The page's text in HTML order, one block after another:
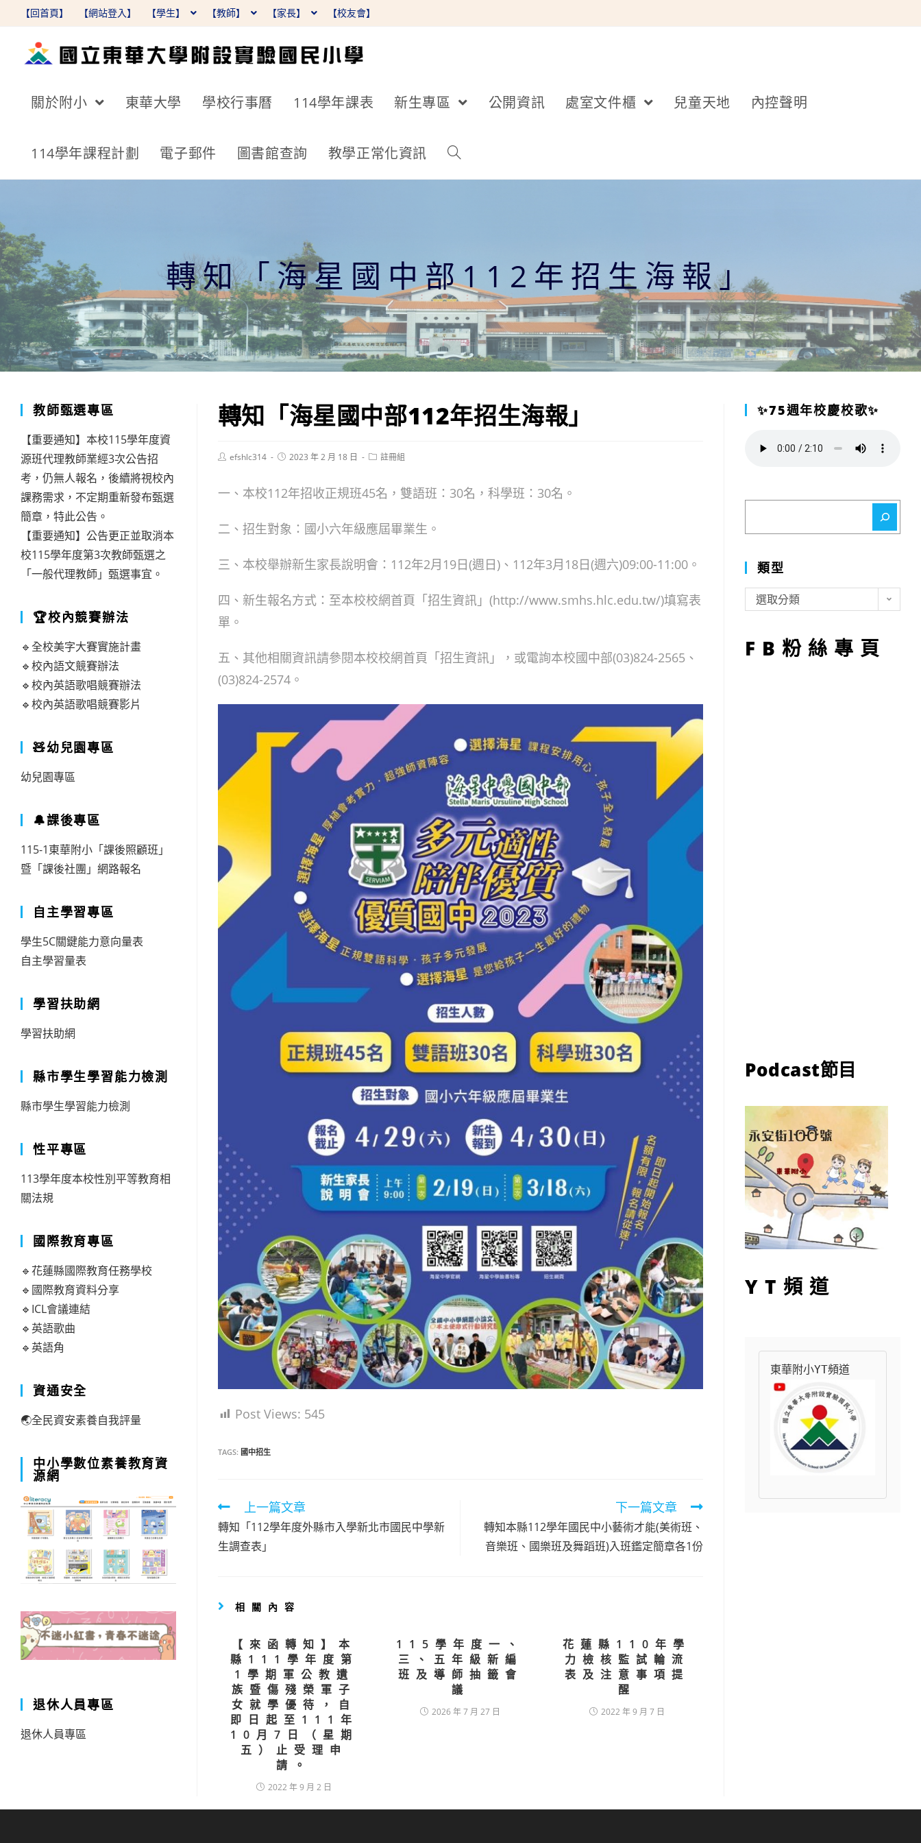
【回首頁】 【網站登入】 【學生】 【教師】 【家長】 【校友會】
關於附小 東華大學 學校行事曆 114學年課表 新生專區 公開資訊 處室文件櫃 兒童天地 內控聲明
114學年課程計劃 電子郵件 圖書館查詢 教學正常化資訊
轉知「海星國中部112年招生海報」
轉知「海星國中部112年招生海報」
Postefshlc314
Post2023 年 2 月 18 日
Post註冊組
一、本校112年招收正規班45名，雙語班：30名，科學班：30名。
二、招生對象：國小六年級應屆畢業生。
三、本校舉辦新生家長說明會：112年2月19日(週日)、112年3月18日(週六)09:00-11:00。
四、新生報名方式：至本校校網首頁「招生資訊」(http://www.smhs.hlc.edu.tw/)填寫表
單。
五、其他相關資訊請參閱本校校網首頁「招生資訊」，或電詢本校國中部(03)824-2565、
(03)824-2574。
Post Views: 545
TAGS: 國中招生
Read
more
articles
上一篇文章
轉知「112學年度外縣市入學新北市國民中學新
生調查表」
下一篇文章
轉知本縣112學年國民中小藝術才能(美術班、
音樂班、國樂班及舞蹈班)入班鑑定簡章各1份
相關內容
【來函轉知】本
縣111學年度第
1學期軍公教遺
族暨傷殘榮軍子
女就學優待，自
即日起至111年
10月7日（星期
五）止受理申
請。
2022 年 9 月 2 日
115學年度一、
三、五年級新編
班及導師抽籤會
議
2026 年 7 月 27 日
花蓮縣110年學
力檢核監試輪流
表及注意事項提
醒
2022 年 9 月 7 日
教師甄選專區
【重要通知】本校115學年度資
源班代理教師業經3次公告招
考，仍無人報名，後續將視校內
課務需求，不定期重新發布甄選
簡章，特此公告。
【重要通知】公告更正並取消本
校115學年度第3次教師甄選之
「一般代理教師」甄選事宜。
🏆校內競賽辦法
🔹全校美字大賽實施計畫
🔹校內語文競賽辦法
🔹校內英語歌唱競賽辦法
🔹校內英語歌唱競賽影片
🧸幼兒園專區
幼兒園專區
🔔課後專區
115-1東華附小「課後照顧班」
暨「課後社團」網路報名
自主學習專區
學生5C關鍵能力意向量表
自主學習量表
學習扶助網
學習扶助網
縣市學生學習能力檢測
縣市學生學習能力檢測
性平專區
113學年度本校性別平等教育相
關法規
國際教育專區
🔹花蓮縣國際教育任務學校
🔹國際教育資料分享
🔹ICL會議連結
🔹英語歌曲
🔹英語角
資通安全
🌏全民資安素養自我評量
中小學數位素養教育資
源網
退休人員專區
退休人員專區
✨75週年校慶校歌✨
類型
型
選取分類
FB粉絲專頁
Podcast節目
YT頻道
東華附小YT頻道